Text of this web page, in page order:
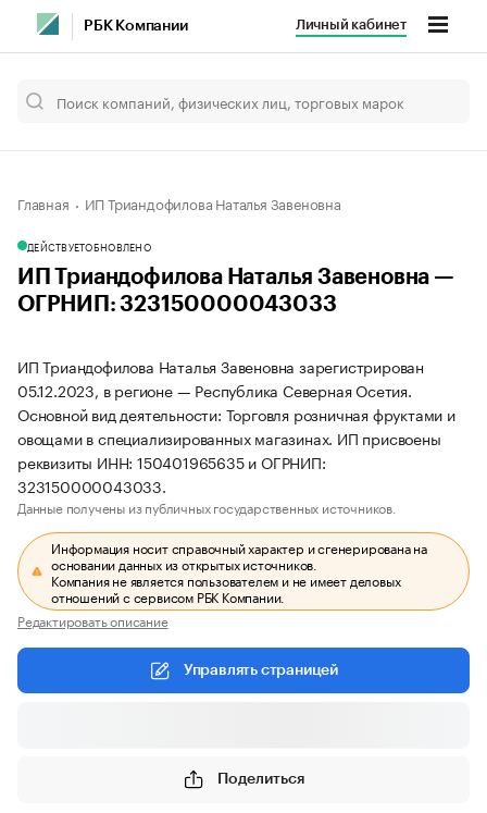
РБК Компании Личный кабинет
Главная ИП Триандофилова Наталья Завеновна
ДЕЙСТВУЕТОБНОВЛЕНО
ИП Триандофилова Наталья Завеновна —
ОГРНИП: 323150000043033
ИП Триандофилова Наталья Завеновна зарегистрирован
05.12.2023, в регионе — Республика Северная Осетия.
Основной вид деятельности: Торговля розничная фруктами и
овощами в специализированных магазинах. ИП присвоены
реквизиты ИНН: 150401965635 и ОГРНИП:
323150000043033.
Данные получены из публичных государственных источников.
Информация носит справочный характер и сгенерирована на
основании данных из открытых источников.
Компания не является пользователем и не имеет деловых
отношений с сервисом РБК Компании.
Редактировать описание
Управлять страницей
Поделиться